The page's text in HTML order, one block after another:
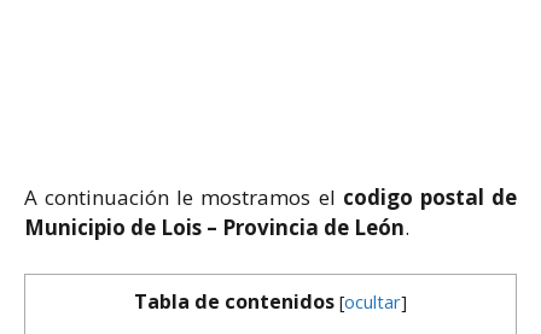
A continuación le mostramos el codigo postal de
Municipio de Lois – Provincia de León.
Tabla de contenidos [ocultar]